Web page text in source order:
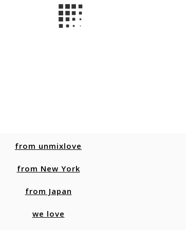
from unmixlove
from New York
from Japan
we love